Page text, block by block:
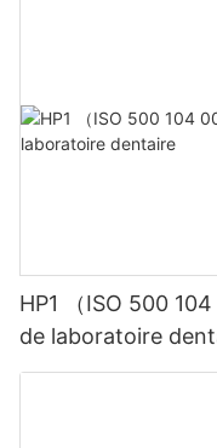
HP1 （ISO 500
de laboratoire